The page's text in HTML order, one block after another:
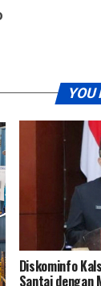
Diskominfo
Santai dengan